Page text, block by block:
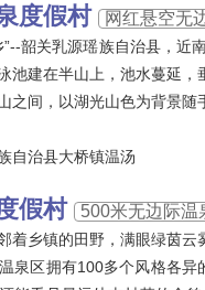
度假村 网红悬空无
韶关乳源瑶族自治县，
池建在半山上，池水蔓延
之间，以湖光山色为背景
自治县大桥镇温汤
假村 500米无边际温
着乡镇的田野，满眼绿茵
泉区拥有100多个风格各